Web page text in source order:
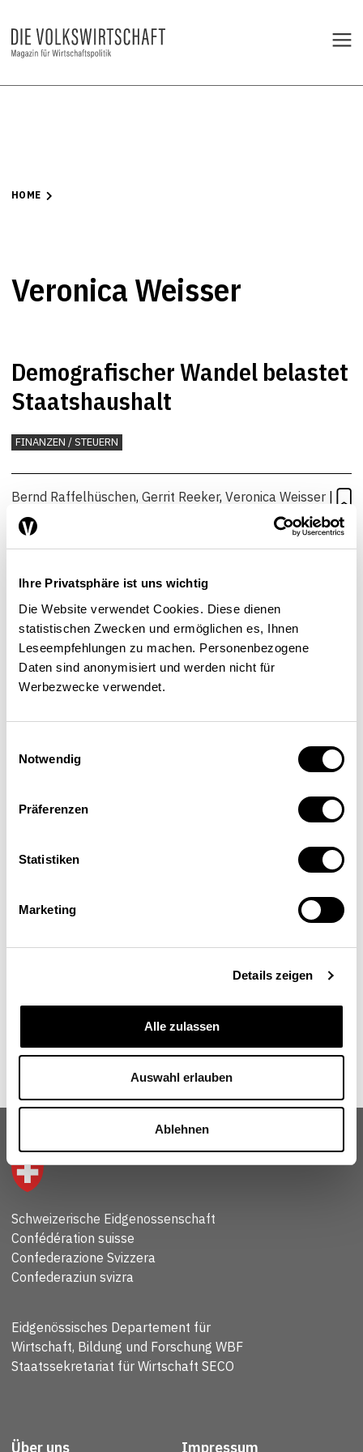
Ihre Privatsphäre ist uns wichtig
Die Website verwendet Cookies. Diese dienen
statistischen Zwecken und ermöglichen es, Ihnen
Leseempfehlungen zu machen. Personenbezogene
Daten sind anonymisiert und werden nicht für
Werbezwecke verwendet.
Notwendig
Präferenzen
Statistiken
Marketing
Details zeigen
Alle zulassen
Auswahl erlauben
Ablehnen
HOME
Veronica Weisser
Demografischer Wandel belastet
Staatshaushalt
FINANZEN / STEUERN
Bernd Raffelhüschen, Gerrit Reeker, Veronica Weisser
24.11.2016
Dr. rer. oec., Ökonomin und Vorsorgeexpertin, UBS,
Zürich
Schweizerische Eidgenossenschaft
Confédération suisse
Confederazione Svizzera
Confederaziun svizra
Eidgenössisches Departement für
Wirtschaft, Bildung und Forschung WBF
Staatssekretariat für Wirtschaft SECO
Über uns Impressum